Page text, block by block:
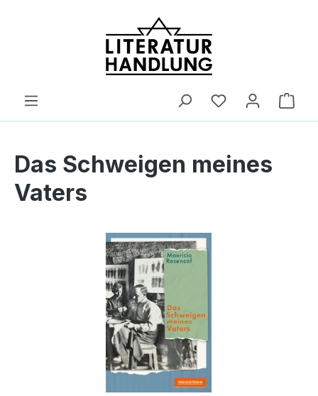
Das Schweigen meines
Vaters
Bildergalerie überspringen